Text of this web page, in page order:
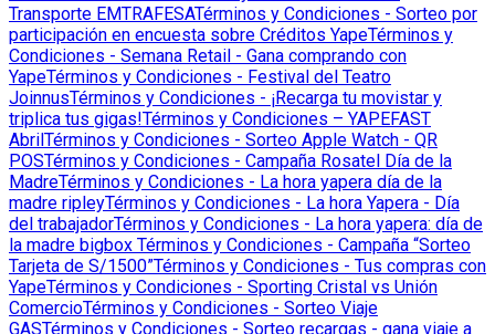
Transporte EMTRAFESATérminos y Condiciones - Sorteo por
participación en encuesta sobre Créditos YapeTérminos y
Condiciones - Semana Retail - Gana comprando con
YapeTérminos y Condiciones - Festival del Teatro
JoinnusTérminos y Condiciones - ¡Recarga tu movistar y
triplica tus gigas!Términos y Condiciones – YAPEFAST
AbrilTérminos y Condiciones - Sorteo Apple Watch - QR
POSTérminos y Condiciones - Campaña Rosatel Día de la
MadreTérminos y Condiciones - La hora yapera día de la
madre ripleyTérminos y Condiciones - La hora Yapera - Día
del trabajadorTérminos y Condiciones - La hora yapera: día de
la madre bigbox Términos y Condiciones - Campaña “Sorteo
Tarjeta de S/1500”Términos y Condiciones - Tus compras con
YapeTérminos y Condiciones - Sporting Cristal vs Unión
ComercioTérminos y Condiciones - Sorteo Viaje
GASTérminos y Condiciones - Sorteo recargas - gana viaje a